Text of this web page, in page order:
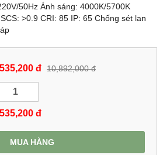
50Hz Ánh sáng: 4000K/5700K
>0.9 CRI: 85 IP: 65 Chống sét lan
đ 10,892,000 đ
đ
MUA HÀNG